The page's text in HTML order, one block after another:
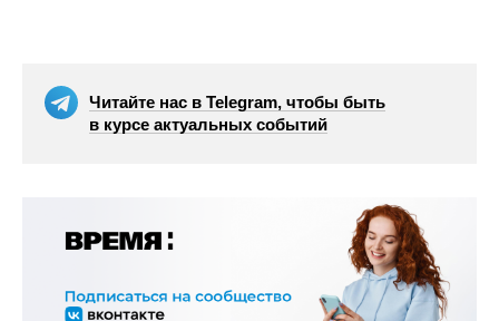
Читайте нас в Telegram, чтобы быть
в курсе актуальных событий